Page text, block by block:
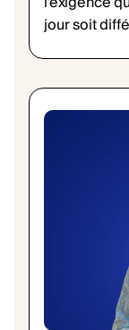
jour soit